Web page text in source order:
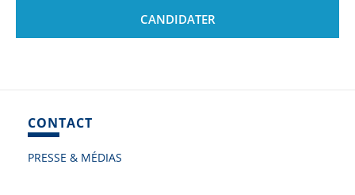
CANDIDATER
CONTACT
PRESSE & MÉDIAS